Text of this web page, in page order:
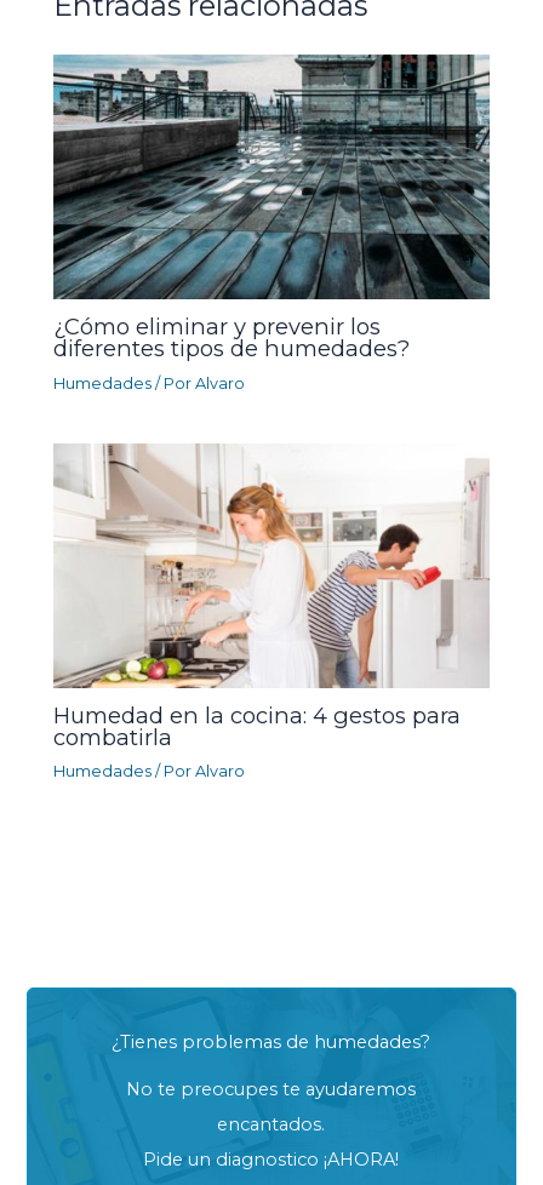
¿Cómo eliminar y prevenir los
diferentes tipos de humedades?
Humedades / PorAlvaro
Humedad en la cocina: 4 gestos para
combatirla
Humedades / PorAlvaro
¿Tienes problemas de humedades?
No te preocupes te ayudaremos
encantados.
Pide un diagnostico ¡AHORA!